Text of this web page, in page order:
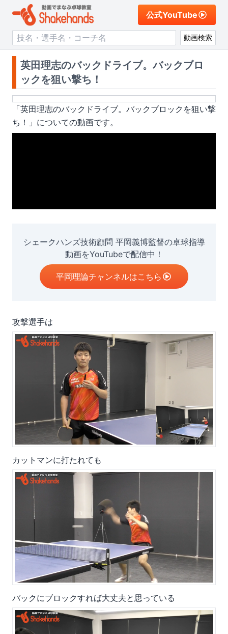
公式YouTube
動画検索
英田理志のバックドライブ。バックブロ
ックを狙い撃ち！
「英田理志のバックドライブ。バックブロックを狙い撃
ち！ 」についての動画です。
シェークハンズ技術顧問 平岡義博監督の卓球指導
動画をYouTubeで配信中！
平岡理論チャンネルはこちら
攻撃選手は
カットマンに打たれても
バックにブロックすれば大丈夫と思っている